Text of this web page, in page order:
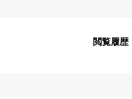
閲覧履歴